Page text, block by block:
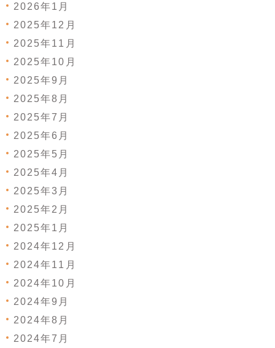
2026年1月
2025年12月
2025年11月
2025年10月
2025年9月
2025年8月
2025年7月
2025年6月
2025年5月
2025年4月
2025年3月
2025年2月
2025年1月
2024年12月
2024年11月
2024年10月
2024年9月
2024年8月
2024年7月